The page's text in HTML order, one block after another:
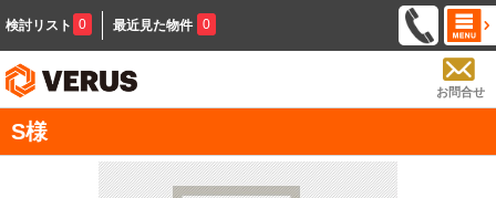
検討リスト 0 最近見た物件 0
お問合せ
S様